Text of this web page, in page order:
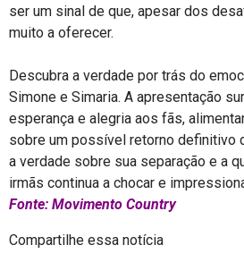
ser um sinal de que, apesar dos
muito a oferecer.
Descubra a verdade por trás do
Simone e Simaria. A apresentação
esperança e alegria aos fãs,
sobre um possível retorno definitivo
a verdade sobre sua separação e a
irmãs continua a chocar e
Fonte: Movimento Country
Compartilhe essa notícia